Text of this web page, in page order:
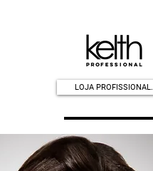
LOJA PROFISSIONAL.